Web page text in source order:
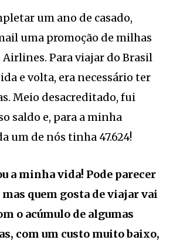
um ano de casado,
uma promoção de milhas
Para viajar do Brasil
ida e volta, era necessário ter
Meio desacreditado, fui
saldo e, para a minha
um de nós tinha 47.624!
a minha vida! Pode parecer
quem gosta de viajar vai
o acúmulo de algumas
com um custo muito baixo,